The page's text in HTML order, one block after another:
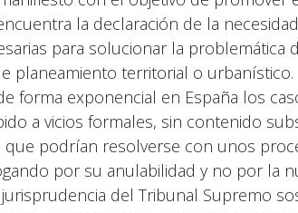
la declaración de la
para solucionar la problemática
planeamiento territorial o
forma exponencial en España los
a vicios formales, sin contenido
podrían resolverse con unos
por su anulabilidad y no por la
del Tribunal Supremo